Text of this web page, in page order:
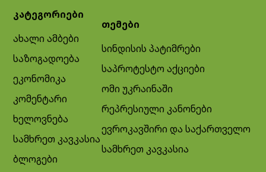
კატეგორიები
ახალი ამბები
საზოგადოება
ეკონომიკა
კომენტარი
ხელოვნება
სამხრეთ კავკასია
ბლოგები
თემები
სინდისის პატიმრები
საპროტესტო აქციები
ომი უკრაინაში
რეპრესიული კანონები
ევროკავშირი და საქართველო
სამხრეთ კავკასია